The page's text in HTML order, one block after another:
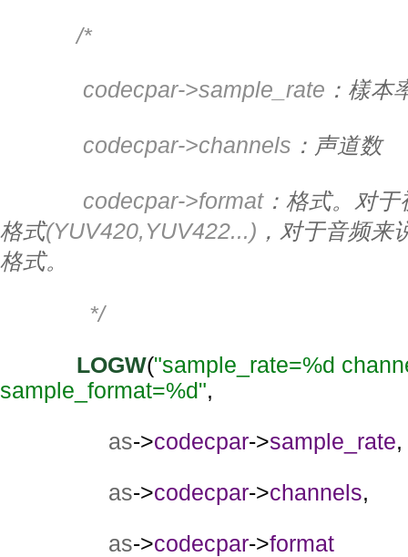
/*
codecpar->sample_rate ：樣本
codecpar->channels ：声道数
codecpar->format：格式。对于
格式(YUV420,YUV422...) ，对于音频来
格式。
*/
LOGW("sample_rate=%d
sample_format=%d",
as->codecpar->sample_rate,
as->codecpar->channels,
as->codecpar->format